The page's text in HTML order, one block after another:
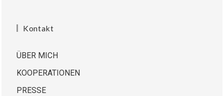
Kontakt
ÜBER MICH
KOOPERATIONEN
PRESSE